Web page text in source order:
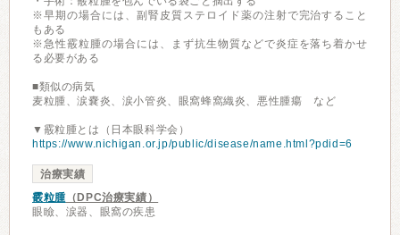
※早期の場合には、副腎皮質ステロイド薬の注射で完治すること
もある
※急性霰粒腫の場合には、まず抗生物質などで炎症を落ち着かせ
る必要がある
■類似の病気
麦粒腫、涙嚢炎、涙小管炎、眼窩蜂窩織炎、悪性腫瘍 など
▼霰粒腫とは（日本眼科学会）
https://www.nichigan.or.jp/public/disease/name.html?pdid=6
治療実績
霰粒腫（DPC治療実績）
眼瞼、涙器、眼窩の疾患